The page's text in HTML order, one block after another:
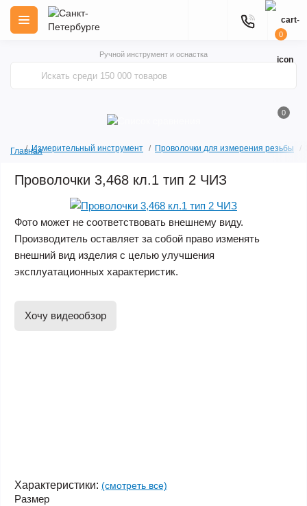
Ручной инструмент и оснастка
0
0
ГлавнаяИзмерительный инструмент Проволочки для измерения резьбы
Проволочки 3,468 кл.1 тип 2 ЧИЗ
Фото может не соответствовать внешнему виду.
Производитель оставляет за собой право изменять
внешний вид изделия с целью улучшения
эксплуатационных характеристик.
Хочу видеообзор
Характеристики: (смотреть все)
Размер